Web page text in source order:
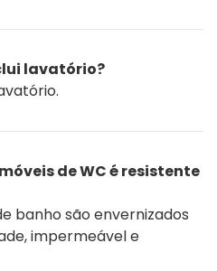
lavatório?
de WC é resistente
banho são envernizados
impermeável e